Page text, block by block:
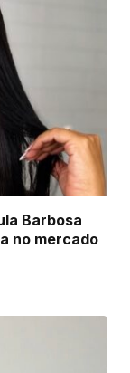
Barbosa
no mercado